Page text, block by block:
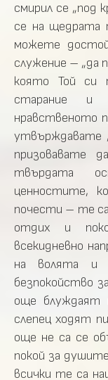
смирил се „под
се на щедрата
можете
служение – „да
която Той си
старание и
нравственото
утвърждавате
призовавате
твърдата
ценностите,
почести – те са
отдих и
всекидневно
на волята и
безпокойство
още блуждаят
слепец ходят
още не са се
покой за
всички те са